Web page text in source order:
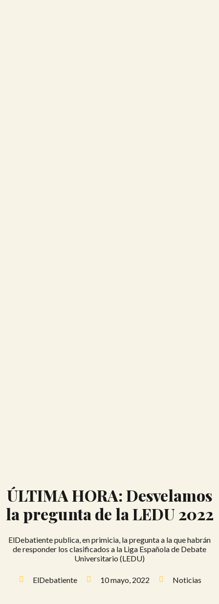
ÚLTIMA HORA: Desvelamos
la pregunta de la LEDU 2022
ElDebatiente publica, en primicia, la pregunta a la que habrán
de responder los clasificados a la Liga Española de Debate
Universitario (LEDU)
ElDebatiente 10 mayo, 2022 Noticias